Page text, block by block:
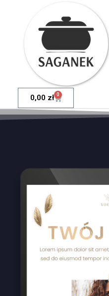
0,00 zł 0